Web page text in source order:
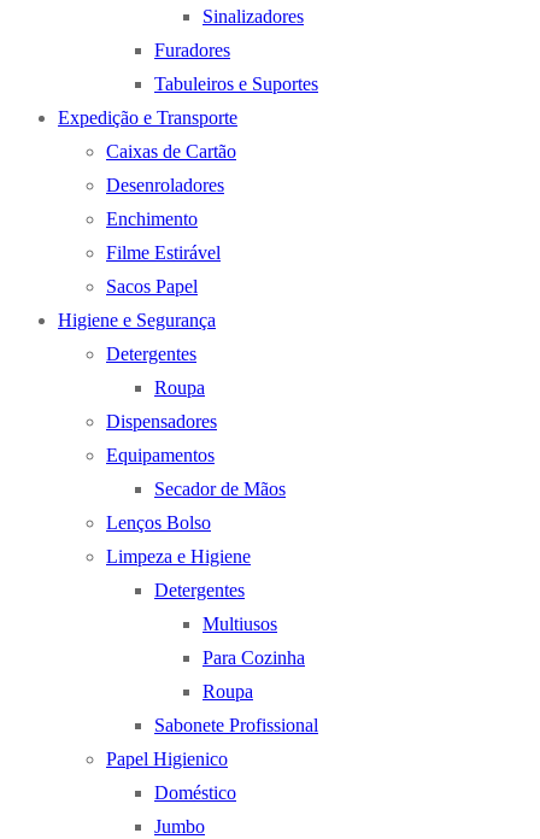
Sinalizadores
Furadores
Tabuleiros e Suportes
Expedição e Transporte
Caixas de Cartão
Desenroladores
Enchimento
Filme Estirável
Sacos Papel
Higiene e Segurança
Detergentes
Roupa
Dispensadores
Equipamentos
Secador de Mãos
Lenços Bolso
Limpeza e Higiene
Detergentes
Multiusos
Para Cozinha
Roupa
Sabonete Profissional
Papel Higienico
Doméstico
Jumbo